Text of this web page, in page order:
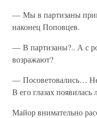
— Мы в партизаны
наконец Поповцев.
— В партизаны?.. А с
возражают?
— Посоветовались…
В его глазах появилась
Майор внимательно